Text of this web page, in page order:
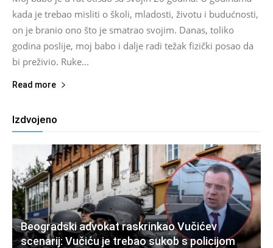
kada je trebao misliti o školi, mladosti, životu i budućnosti,
on je branio ono što je smatrao svojim. Danas, toliko
godina poslije, moj babo i dalje radi težak fizički posao da
bi preživio. Ruke...
Read more
Izdvojeno
Beogradski advokat raskrinkao Vučićev
scenarij: Vučiću je trebao sukob s policijom